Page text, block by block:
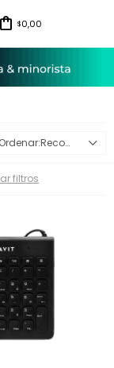
$0,00
Recomendados
filtros